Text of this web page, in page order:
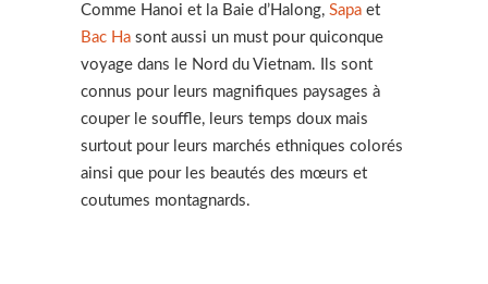
Comme Hanoi et la Baie d’Halong, Sapa et
Bac Ha sont aussi un must pour quiconque
voyage dans le Nord du Vietnam. Ils sont
connus pour leurs magnifiques paysages à
couper le souffle, leurs temps doux mais
surtout pour leurs marchés ethniques colorés
ainsi que pour les beautés des mœurs et
coutumes montagnards.